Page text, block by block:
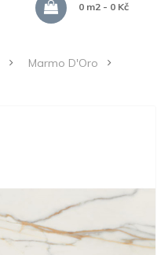
0 m2 - 0 Kč
Marmo D'Oro